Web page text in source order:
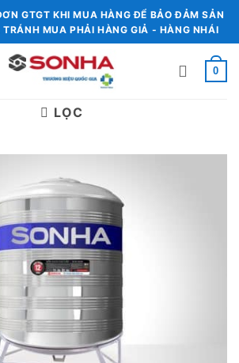
GTGT KHI MUA HÀNG ĐỂ BẢO ĐẢM SẢN
MUA PHẢI HÀNG GIẢ - HÀNG NHÁI
0
LỌC